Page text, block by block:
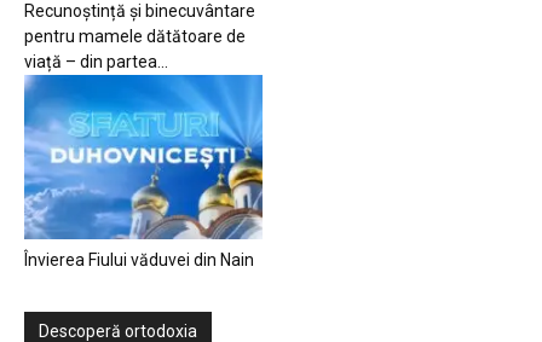
Recunoștință și binecuvântare
pentru mamele dătătoare de
viață – din partea...
Învierea Fiului văduvei din Nain
Descoperă ortodoxia